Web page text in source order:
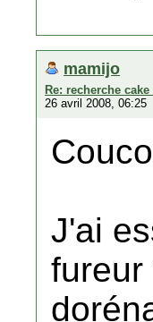
mamijo
Re: recherche
26 avril 2008, 06:25
J'ai
fureur